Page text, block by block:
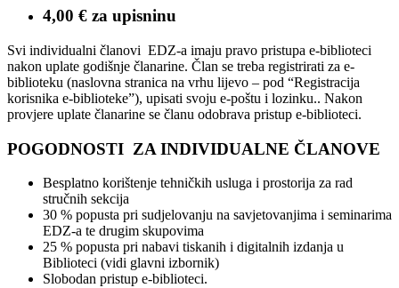
4,00 € za upisninu
Svi individualni članovi EDZ-a imaju pravo pristupa e-biblioteci
nakon uplate godišnje članarine. Član se treba registrirati za e-
biblioteku (naslovna stranica na vrhu lijevo – pod “Registracija
korisnika e-biblioteke”), upisati svoju e-poštu i lozinku.. Nakon
provjere uplate članarine se članu odobrava pristup e-biblioteci.
POGODNOSTI ZA INDIVIDUALNE ČLANOVE
Besplatno korištenje tehničkih usluga i prostorija za rad
stručnih sekcija
30 % popusta pri sudjelovanju na savjetovanjima i seminarima
EDZ-a te drugim skupovima
25 % popusta pri nabavi tiskanih i digitalnih izdanja u
Biblioteci (vidi glavni izbornik)
Slobodan pristup e-biblioteci.